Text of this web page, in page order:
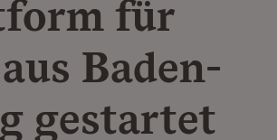
für
Baden-
gestartet